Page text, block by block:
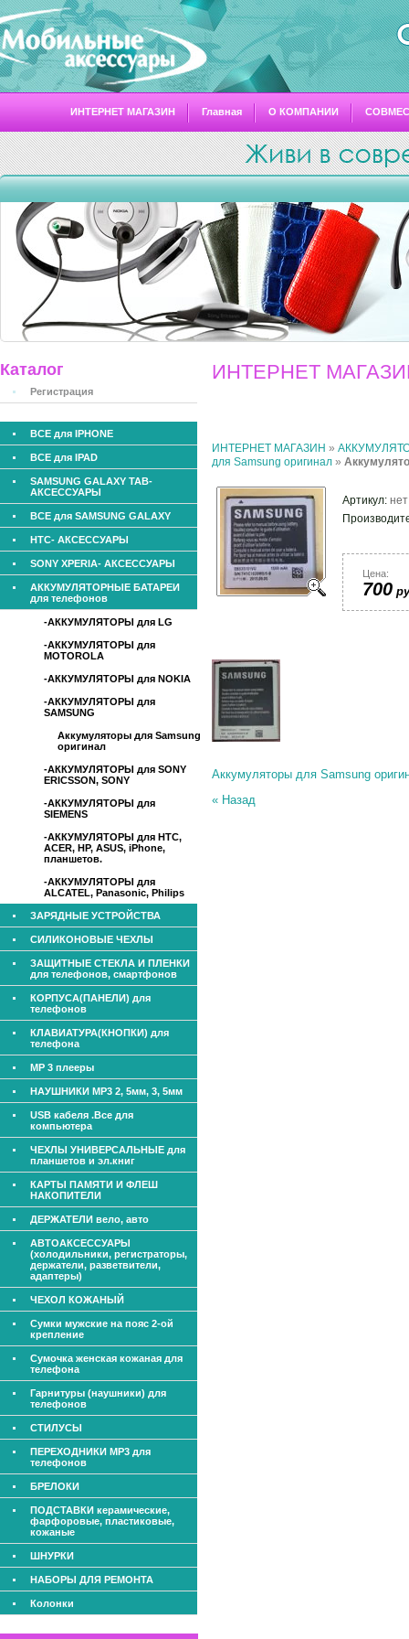
ИНТЕРНЕТ МАГАЗИН Главная О КОМПАНИИ
Каталог
Регистрация
ВСЕ для IPHONE
ВСЕ для IPAD
SAMSUNG GALAXY TAB-
АКСЕССУАРЫ
ВСЕ для SAMSUNG GALAXY
HTC- АКСЕССУАРЫ
SONY XPERIA- АКСЕССУАРЫ
АККУМУЛЯТОРНЫЕ БАТАРЕИ
для телефонов
-АККУМУЛЯТОРЫ для LG
-АККУМУЛЯТОРЫ для
MOTOROLA
-АККУМУЛЯТОРЫ для NOKIA
-АККУМУЛЯТОРЫ для
SAMSUNG
Аккумуляторы для Samsung
оригинал
-АККУМУЛЯТОРЫ для SONY
ERICSSON, SONY
-АККУМУЛЯТОРЫ для
SIEMENS
-АККУМУЛЯТОРЫ для НТС,
ACER, HP, ASUS, iPhone,
планшетов.
-АККУМУЛЯТОРЫ для
ALCATEL, Panasonic, Philips
ЗАРЯДНЫЕ УСТРОЙСТВА
СИЛИКОНОВЫЕ ЧЕХЛЫ
ЗАЩИТНЫЕ СТЕКЛА И ПЛЕНКИ
для телефонов, смартфонов
КОРПУСА(ПАНЕЛИ) для
телефонов
КЛАВИАТУРА(КНОПКИ) для
телефона
МР 3 плееры
НАУШНИКИ МР3 2, 5мм, 3, 5мм
USB кабеля .Все для
компьютера
ЧЕХЛЫ УНИВЕРСАЛЬНЫЕ для
планшетов и эл.книг
КАРТЫ ПАМЯТИ И ФЛЕШ
НАКОПИТЕЛИ
ДЕРЖАТЕЛИ вело, авто
АВТОАКСЕССУАРЫ
(холодильники, регистраторы,
держатели, разветвители,
адаптеры)
ЧЕХОЛ КОЖАНЫЙ
Сумки мужские на пояс 2-ой
крепление
Сумочка женская кожаная для
телефона
Гарнитуры (наушники) для
телефонов
СТИЛУСЫ
ПЕРЕХОДНИКИ МР3 для
телефонов
БРЕЛОКИ
ПОДСТАВКИ керамические,
фарфоровые, пластиковые,
кожаные
ШНУРКИ
НАБОРЫ ДЛЯ РЕМОНТА
Колонки
ИНТЕРНЕТ
ИНТЕРНЕТ МАГАЗИН »
для Samsung оригинал »
Артикул: нет
Цена:
700
Аккумуляторы для Samsung
« Назад